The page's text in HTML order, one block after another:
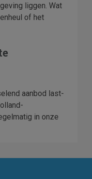
liggen. Wat
of het
aanbod last-
in onze